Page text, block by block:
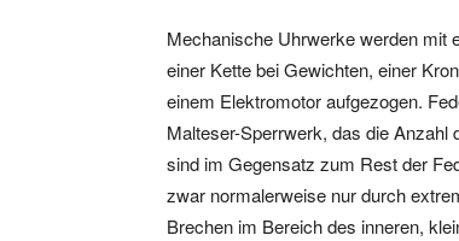
Mechanische Uhrwerke werden mit
einer Kette bei Gewichten, einer
einem Elektromotor aufgezogen.
Malteser-Sperrwerk, das die Anzahl
sind im Gegensatz zum Rest der
zwar normalerweise nur durch
Brechen im Bereich des inneren,